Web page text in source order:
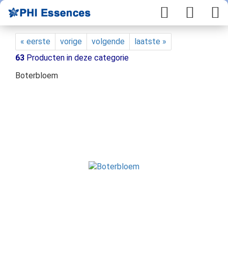
« eerste vorige volgende
laatste »
63 Producten in deze categorie
Boterbloem